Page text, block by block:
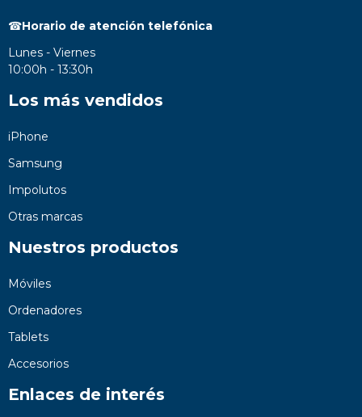
☎Horario de atención telefónica
Lunes - Viernes
10:00h - 13:30h
Los más vendidos
iPhone
Samsung
Impolutos
Otras marcas
Nuestros productos
Móviles
Ordenadores
Tablets
Accesorios
Enlaces de interés